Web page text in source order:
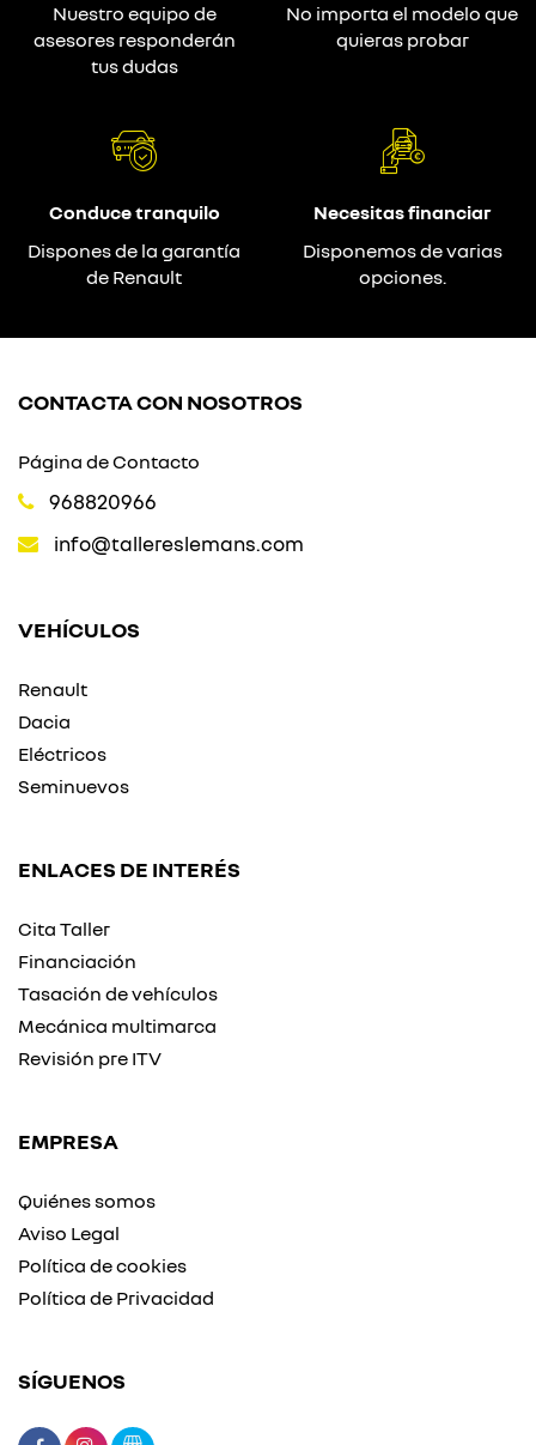
Nuestro equipo de
asesores responderán
tus dudas
No importa el modelo que
quieras probar
Conduce tranquilo
Dispones de la garantía
de Renault
Necesitas financiar
Disponemos de varias
opciones.
CONTACTA CON NOSOTROS
Página de Contacto
968820966
info@tallereslemans.com
VEHÍCULOS
Renault
Dacia
Eléctricos
Seminuevos
ENLACES DE INTERÉS
Cita Taller
Financiación
Tasación de vehículos
Mecánica multimarca
Revisión pre ITV
EMPRESA
Quiénes somos
Aviso Legal
Política de cookies
Política de Privacidad
SÍGUENOS